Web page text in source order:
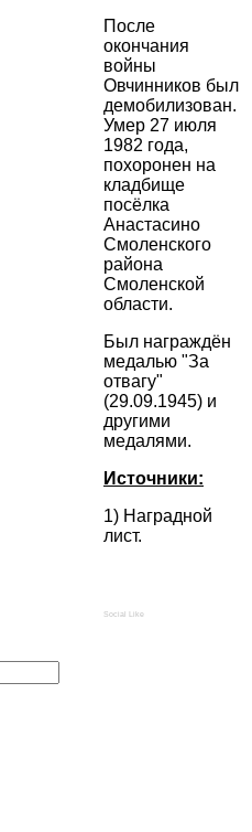
После
окончания
войны
Овчинников был
демобилизован.
Умер 27 июля
1982 года,
похоронен на
кладбище
посёлка
Анастасино
Смоленского
района
Смоленской
области.
Был награждён
медалью "За
отвагу"
(29.09.1945) и
другими
медалями.
Источники:
1) Наградной
лист.
Social Like